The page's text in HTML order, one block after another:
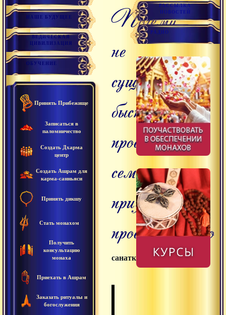
НАШЕ БУДУЩЕЕ
ВЕДИЧЕСКАЯ
ЦИВИЛИЗАЦИЯ
ОБУЧЕНИЕ
Принять Прибежище
Записаться в
паломничество
Создать Дхарма
центр
Создать Ашрам для
карма-санньяси
Принять дикшу
Стать монахом
Получить
консультацию
монаха
Приехать в Ашрам
Заказать ритуалы и
богослужения
почему
не
существует
быстрого
просветления.
семь
признаков
просветленного
санаткумара
РАССЫЛКА
НОВОСТЕЙ
РАДИО